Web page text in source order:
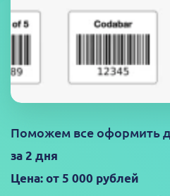
Поможем все оформить
за 2 дня
Цена: от 5 000 рублей